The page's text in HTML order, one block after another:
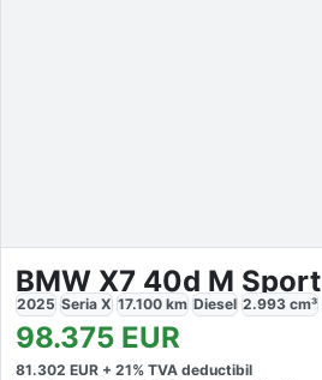
BMW X7 40d M Sport
2025 Seria X 17.100 km Diesel 2.993 cm³
98.375 EUR
81.302 EUR + 21% TVA deductibil